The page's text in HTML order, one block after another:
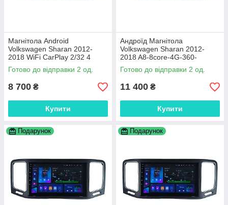
Магнітола Android
Volkswagen Sharan 2012-
2018 WiFi CarPlay 2/32 4
ядра
Готово до відправки 2 од.
8 700 ₴
Купити
Андроїд Магнітола
Volkswagen Sharan 2012-
2018 A8-8core-4G-360-
CarPlay-4/64
Готово до відправки 2 од.
11 400 ₴
Купити
Подарунок Подарунок